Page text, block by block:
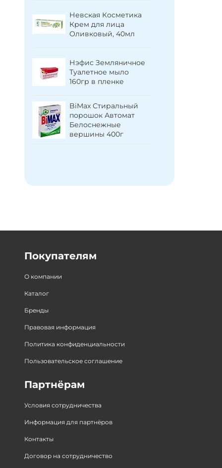
Невская Косметика
Крем для лица
Оливковый, 40мл
Нэфис Земляничное
Туалетное мыло
160гр в пленке
BiMax Стиральный
порошок Автомат
Белоснежные
вершины 400г
Покупателям
О компании
Каталог
Бренды
Правовая информация
Политика конфиденциальности
Пользовательское соглашение
Партнёрам
Условия сотрудничества
Информация для партнёров
Контакты
Договор на сотрудничество